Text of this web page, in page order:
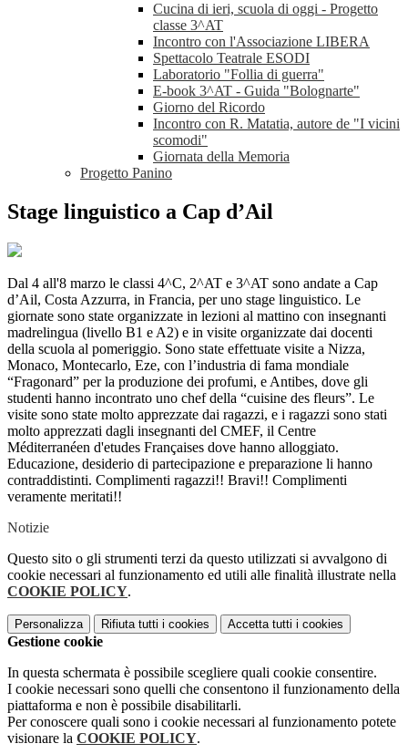
Cucina di ieri, scuola di oggi - Progetto
classe 3^AT
Incontro con l'Associazione LIBERA
Spettacolo Teatrale ESODI
Laboratorio "Follia di guerra"
E-book 3^AT - Guida "Bolognarte"
Giorno del Ricordo
Incontro con R. Matatia, autore de "I vicini
scomodi"
Giornata della Memoria
Progetto Panino
Stage linguistico a Cap d’Ail
Dal 4 all'8 marzo le classi 4^C, 2^AT e 3^AT sono andate a Cap
d’Ail, Costa Azzurra, in Francia, per uno stage linguistico. Le
giornate sono state organizzate in lezioni al mattino con insegnanti
madrelingua (livello B1 e A2) e in visite organizzate dai docenti
della scuola al pomeriggio. Sono state effettuate visite a Nizza,
Monaco, Montecarlo, Eze, con l’industria di fama mondiale
“Fragonard” per la produzione dei profumi, e Antibes, dove gli
studenti hanno incontrato uno chef della “cuisine des fleurs”. Le
visite sono state molto apprezzate dai ragazzi, e i ragazzi sono stati
molto apprezzati dagli insegnanti del CMEF, il Centre
Méditerranéen d'etudes Françaises dove hanno alloggiato.
Educazione, desiderio di partecipazione e preparazione li hanno
contraddistinti. Complimenti ragazzi!! Bravi!! Complimenti
veramente meritati!!
Notizie
Questo sito o gli strumenti terzi da questo utilizzati si avvalgono di
cookie necessari al funzionamento ed utili alle finalità illustrate nella
COOKIE POLICY.
Personalizza Rifiuta tutti i cookies Accetta tutti i cookies
Gestione cookie
In questa schermata è possibile scegliere quali cookie consentire.
I cookie necessari sono quelli che consentono il funzionamento della
piattaforma e non è possibile disabilitarli.
Per conoscere quali sono i cookie necessari al funzionamento potete
visionare la COOKIE POLICY.